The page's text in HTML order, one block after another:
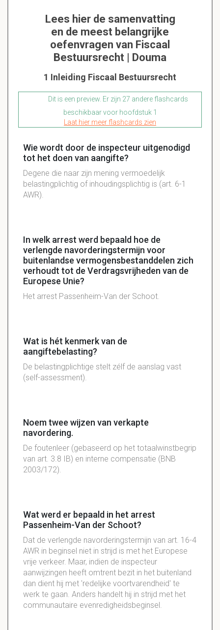
Lees hier de samenvatting
en de meest belangrijke
oefenvragen van Fiscaal
Bestuursrecht | Douma
1 Inleiding Fiscaal Bestuursrecht
Dit is een preview. Er zijn 27 andere flashcards
beschikbaar voor hoofdstuk 1
Laat hier meer flashcards zien
Wie wordt door de inspecteur uitgenodigd
tot het doen van aangifte?
Degene die naar zijn mening vermoedelijk
belastingplichtig of inhoudingsplichtig is (art. 6-1
AWR).
In welk arrest werd bepaald hoe de
verlengde navorderingstermijn voor
buitenlandse vermogensbestanddelen zich
verhoudt tot de Verdragsvrijheden van de
Europese Unie?
Het arrest Passenheim-Van der Schoot.
Wat is hét kenmerk van de
aangiftebelasting?
De belastingplichtige stelt zélf de aanslag vast
(self-assessment).
Noem twee wijzen van verkapte
navordering.
De foutenleer (gebaseerd op het totaalwinstbegrip
van art. 3.8 IB) en interne compensatie (BNB
2003/172).
Wat werd er bepaald in het arrest
Passenheim-Van der Schoot?
Dat de verlengde navorderingstermijn van art. 16-4
AWR in beginsel niet in strijd is met het Europese
vrije verkeer. Maar, indien de inspecteur
aanwijzingen heeft omtrent bezit in het buitenland
dan dient hij met 'redelijke voortvarendheid' te
werk te gaan. Anders handelt hij in strijd met het
communautaire evenredigheidsbeginsel.